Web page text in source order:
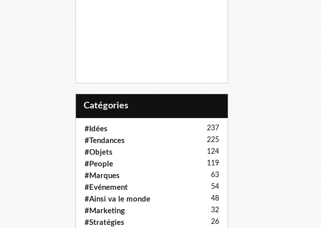
Catégories
#Idées 237
#Tendances 225
#Objets 124
#People 119
#Marques 63
#Evénement 54
#Ainsi va le monde 48
#Marketing 32
#Stratégies 26